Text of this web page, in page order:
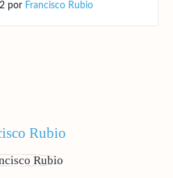
por Francisco Rubio
Rubio